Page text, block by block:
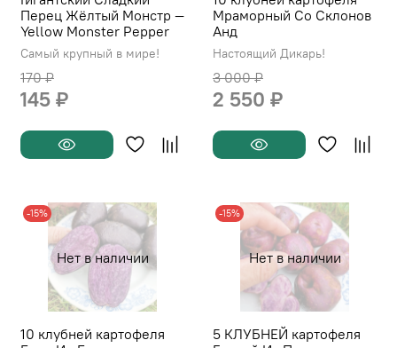
Перец Жёлтый Монстр —
Yellow Monster Pepper
Самый крупный в мире!
170 ₽
145 ₽
Мраморный Со Склонов
Анд
Настоящий Дикарь!
3 000 ₽
2 550 ₽
Нет в наличии
-15%
10 клубней картофеля
Нет в наличии
-15%
5 КЛУБНЕЙ картофеля